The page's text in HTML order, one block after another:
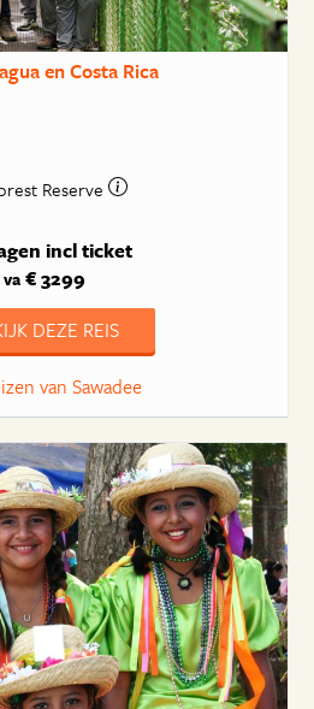
en Costa Rica
Reserve
incl ticket
va € 3299
DEZE REIS
van Sawadee